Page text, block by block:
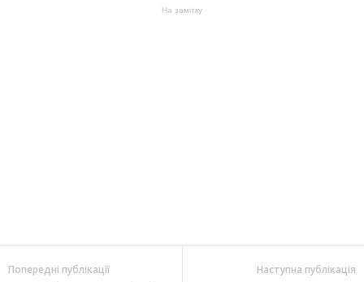
На замітку
Попередні публікації Наступна публікація